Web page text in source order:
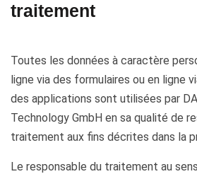
traitement
Toutes les données à caractère
ligne via des formulaires ou en ligne
des applications sont utilisées par
Technology GmbH en sa qualité de
traitement aux fins décrites dans la
Le responsable du traitement au